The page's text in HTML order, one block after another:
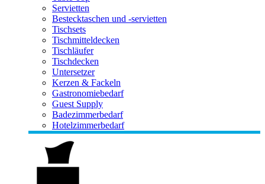
Servietten
Bestecktaschen und -servietten
Tischsets
Tischmitteldecken
Tischläufer
Tischdecken
Untersetzer
Kerzen & Fackeln
Gastronomiebedarf
Guest Supply
Badezimmerbedarf
Hotelzimmerbedarf